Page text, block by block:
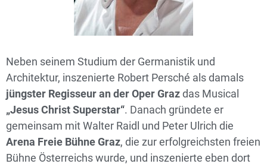
Neben seinem Studium der Germanistik und
Architektur, inszenierte Robert Persché als damals
jüngster Regisseur an der Oper Grazdas Musical
„Jesus Christ Superstar“. Danach gründete er
gemeinsam mit Walter Raidl und Peter Ulrich die
Arena Freie Bühne Graz, die zur erfolgreichsten freien
Bühne Österreichs wurde, und inszenierte eben dort